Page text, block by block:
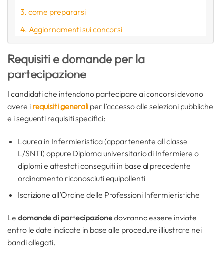
come prepararsi
Aggiornamenti sui concorsi
Requisiti e domande per la
partecipazione
I candidati che intendono partecipare ai concorsi devono
avere i requisiti generali per l’accesso alle selezioni pubbliche
e i seguenti requisiti specifici:
Laurea in Infermieristica (appartenente all classe
L/SNT1) oppure Diploma universitario di Infermiere o
diplomi e attestati conseguiti in base al precedente
ordinamento riconosciuti equipollenti
Iscrizione all’Ordine delle Professioni Infermieristiche
Le domande di partecipazionedovranno essere inviate
entro le date indicate in base alle procedure illiustrate nei
bandi allegati.